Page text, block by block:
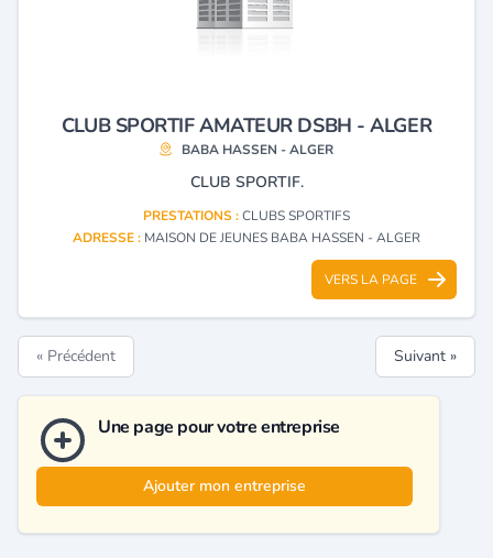
CLUB SPORTIF AMATEUR DSBH - ALGER
BABA HASSEN - ALGER
CLUB SPORTIF.
PRESTATIONS :CLUBS SPORTIFS
ADRESSE : MAISON DE JEUNES BABA HASSEN - ALGER
VERS LA PAGE
« Précédent Suivant »
Une page pour votre entreprise
Ajouter mon entreprise